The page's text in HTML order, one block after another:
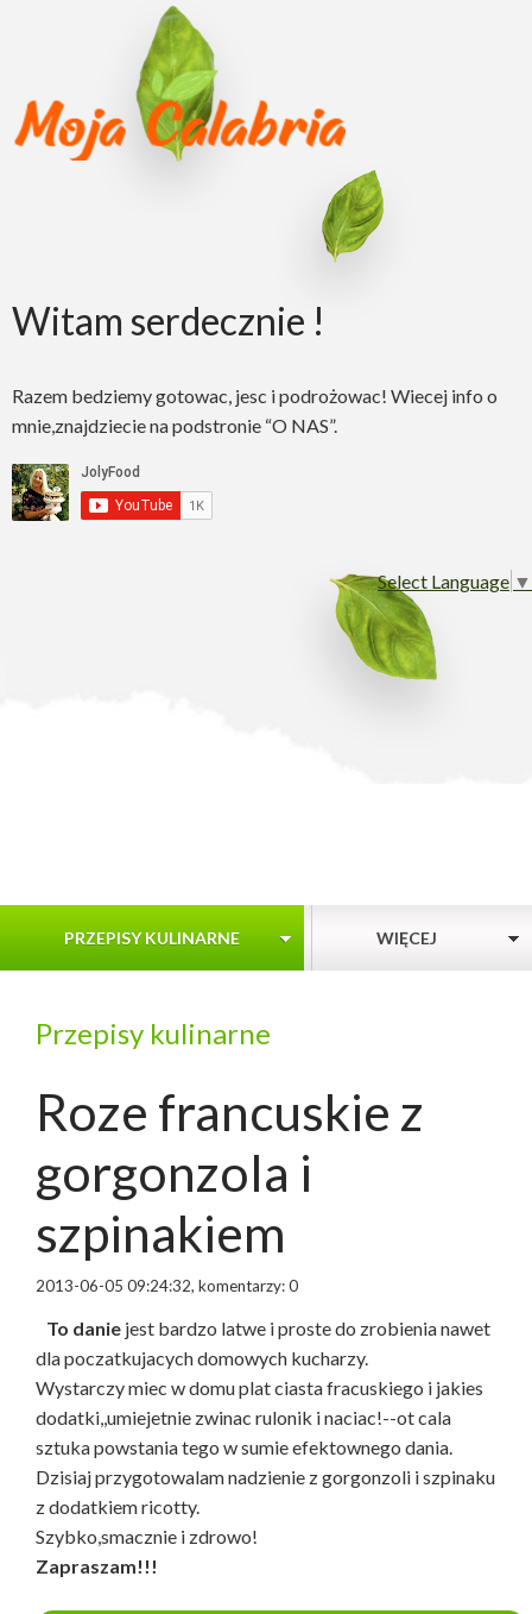
Witam serdecznie !
Razem bedziemy gotowac, jesc i podrożowac! Wiecej info o
mnie,znajdziecie na podstronie “O NAS”.
Select Language ▼
PRZEPISY KULINARNE WIĘCEJ
Przepisy kulinarne
Roze francuskie z
gorgonzola i
szpinakiem
2013-06-05 09:24:32, komentarzy: 0
To danie jest bardzo latwe i proste do zrobienia nawet
dla poczatkujacych domowych kucharzy.
Wystarczy miec w domu plat ciasta fracuskiego i jakies
dodatki,,umiejetnie zwinac rulonik i naciac!--ot cala
sztuka powstania tego w sumie efektownego dania.
Dzisiaj przygotowalam nadzienie z gorgonzoli i szpinaku
z dodatkiem ricotty.
Szybko,smacznie i zdrowo!
Zapraszam!!!